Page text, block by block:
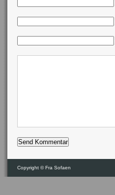
Copyright ©Fra Sofaen